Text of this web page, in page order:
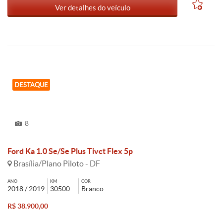
Ver detalhes do veículo
DESTAQUE
8
Ford Ka 1.0 Se/Se Plus Tivct Flex 5p
Brasília/Plano Piloto - DF
ANO
2018 / 2019
KM
30500
COR
Branco
R$ 38.900,00